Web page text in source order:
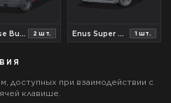
Declasse Burrito 2 шт. Enus Super Diamond 1 шт.
доступных при взаимодействии с
клавише.